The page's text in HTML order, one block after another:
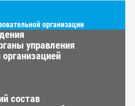
организации
управления
состав